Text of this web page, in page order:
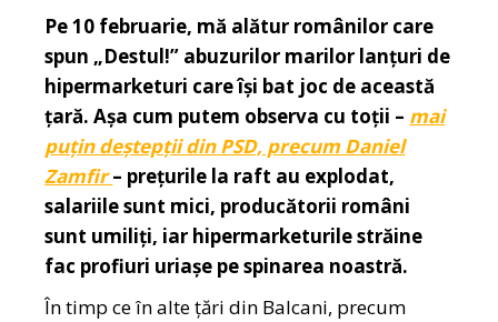
Pe 10 februarie, mă alătur românilor care
spun „Destul!” abuzurilor marilor lanțuri de
hipermarketuri care își bat joc de această
țară. Așa cum putem observa cu toții – mai
puțin deștepții din PSD, precum Daniel
Zamfir– prețurile la raft au explodat,
salariile sunt mici, producătorii români
sunt umiliți, iar hipermarketurile străine
fac profiuri uriașe pe spinarea noastră.
În timp ce în alte țări din Balcani, precum